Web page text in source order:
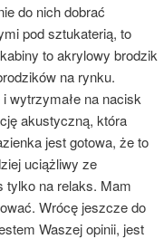
do nich dobrać
pod sztukaterią, to
to akrylowy brodzik
na rynku.
wytrzymałe na nacisk
akustyczną, która
jest gotowa, że to
uciążliwy ze
tylko na relaks. Mam
Wrócę jeszcze do
Waszej opinii, jest